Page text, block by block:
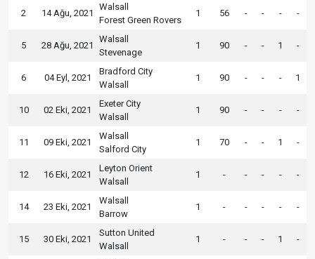
2 14 Ağu, 2021
Walsall
Forest Green Rovers
1 56 - - - -
5 28 Ağu, 2021
Walsall
Stevenage
1 90 - - 1 -
6 04 Eyl, 2021
Bradford City
Walsall
1 90 - - - 1
10 02 Eki, 2021
Exeter City
Walsall
1 90 - - - -
11 09 Eki, 2021
Walsall
Salford City
1 70 - - 1 -
12 16 Eki, 2021
Leyton Orient
Walsall
1 - - - - -
14 23 Eki, 2021
Walsall
Barrow
1 - - - - -
15 30 Eki, 2021
Sutton United
Walsall
1 - - - 1 -